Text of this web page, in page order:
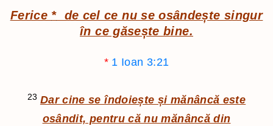
Ferice *de cel ce nu se osândește singur
în ce găsește bine.
* 1 Ioan 3:21
23 Dar cine se îndoiește și mănâncă este
osândit, pentru că nu mănâncă din